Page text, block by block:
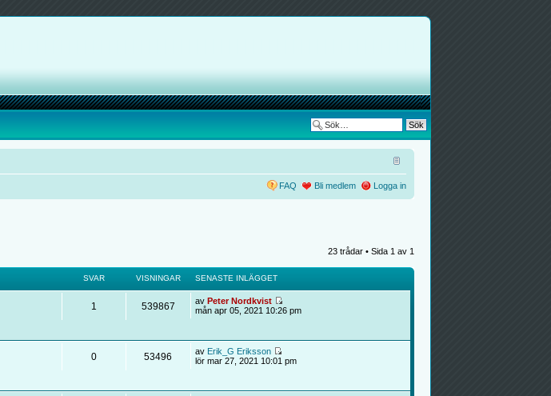
FAQ Bli medlem Logga in
23 trådar • Sida 1 av 1
SVAR VISNINGAR SENASTE INLÄGGET
1 539867 av Peter Nordkvist
mån apr 05, 2021 10:26 pm
0 53496 av Erik_G Eriksson
lör mar 27, 2021 10:01 pm